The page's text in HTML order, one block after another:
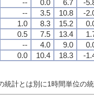
-- 0.0 6.7
-
-- 3.5 10.8
-
1.0 8.3 15.2
0.5 7.5 13.4
-- 4.0 9.0
0.0 10.4 18.3 -
統計とは別に1時間単位の